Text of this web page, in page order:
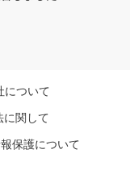
について
に関して
保護について